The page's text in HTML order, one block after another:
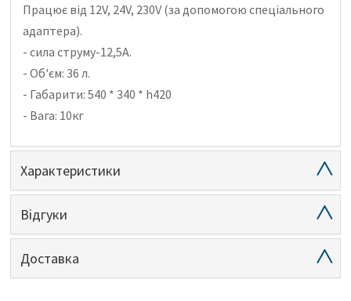
Працює від 12V, 24V, 230V (за допомогою спеціального
адаптера).
- сила струму-12,5А.
- Об'єм: 36 л.
- Габарити: 540 * 340 * h420
- Вага: 10кг
Характеристики
Відгуки
Доставка